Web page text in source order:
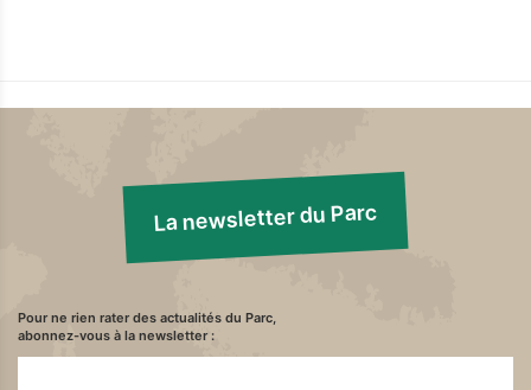
La newsletter du Parc
Pour ne rien rater des actualités du Parc,
abonnez-vous à la newsletter :